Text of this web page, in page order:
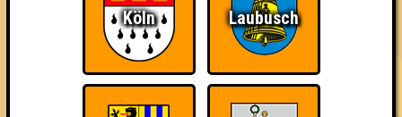
Wir sind immer bei
Nerven aus Stahl
The Amount of
Teilnahmen is too
Köln Laubusch